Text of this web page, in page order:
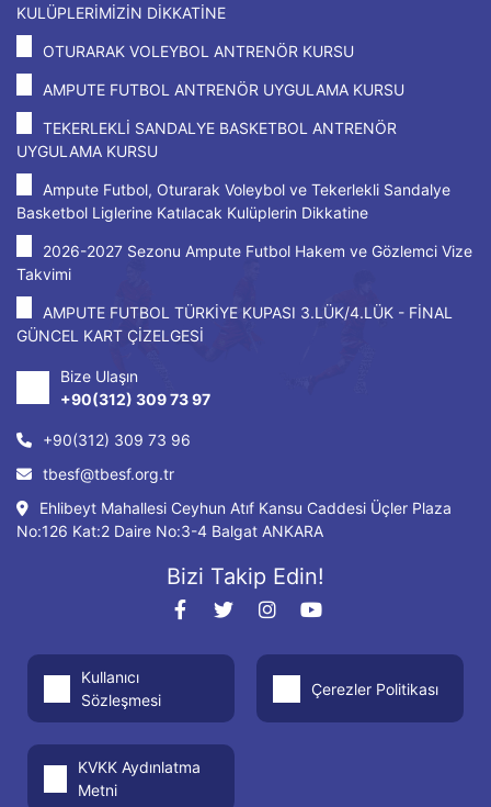
KULÜPLERİMİZİN DİKKATİNE
OTURARAK VOLEYBOL ANTRENÖR KURSU
AMPUTE FUTBOL ANTRENÖR UYGULAMA KURSU
TEKERLEKLİ SANDALYE BASKETBOL ANTRENÖR
UYGULAMA KURSU
Ampute Futbol, Oturarak Voleybol ve Tekerlekli Sandalye
Basketbol Liglerine Katılacak Kulüplerin Dikkatine
2026-2027 Sezonu Ampute Futbol Hakem ve Gözlemci Vize
Takvimi
AMPUTE FUTBOL TÜRKİYE KUPASI 3.LÜK/4.LÜK - FİNAL
GÜNCEL KART ÇİZELGESİ
Bize Ulaşın
+90(312) 309 73 97
+90(312) 309 73 96
tbesf@tbesf.org.tr
Ehlibeyt Mahallesi Ceyhun Atıf Kansu Caddesi Üçler Plaza
No:126 Kat:2 Daire No:3-4 Balgat ANKARA
Bizi Takip Edin!
Kullanıcı
Sözleşmesi
Çerezler Politikası
KVKK Aydınlatma
Metni